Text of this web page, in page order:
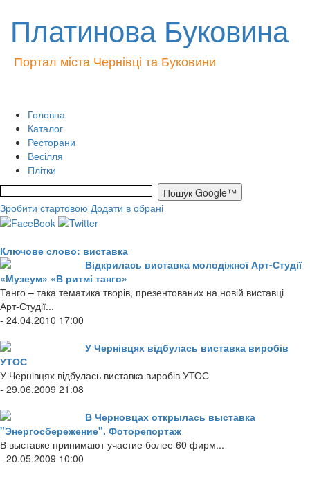
Платинова Буковина
Портал міста Чернівці та Буковини
Головна
Каталог
Ресторани
Весілля
Плітки
Зробити стартовою Додати в обрані
Ключове слово: виставка
Відкрилась виставка молодіжної Арт-Студії
«Музеум» «В ритмі танго»
Танго – така тематика творів, презентованих на новій виставці
Арт-Студії...
- 24.04.2010 17:00
У Чернівцях відбулась виставка виробів
УТОС
У Чернівцях відбулась виставка виробів УТОС
- 29.06.2009 21:08
В Черновцах открылась выставка
"Энергосбережение". Фоторепортаж
В выставке принимают участие более 60 фирм...
- 20.05.2009 10:00